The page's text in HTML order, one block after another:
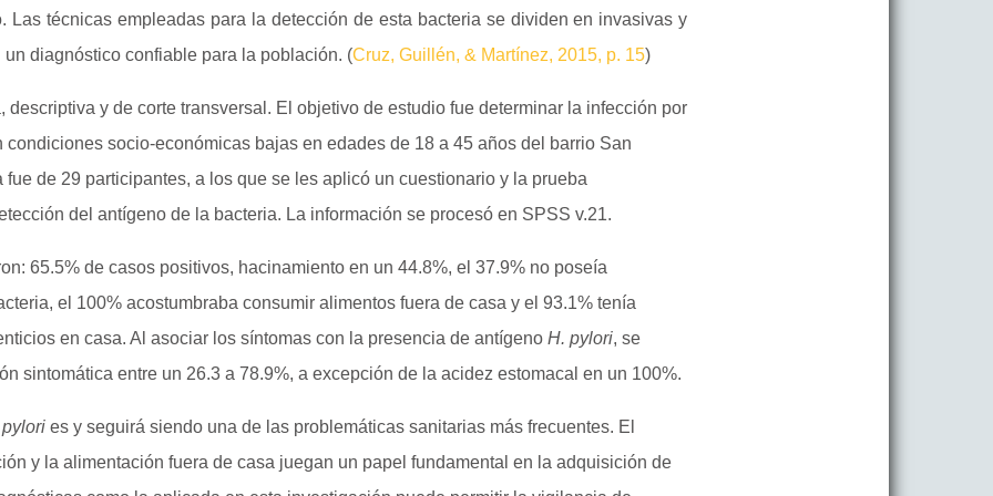
Las técnicas empleadas para la detección de esta bacteria se dividen en invasivas y
diagnóstico confiable para la población. (Cruz, Guillén, & Martínez, 2015, p. 15)
descriptiva y de corte transversal. El objetivo de estudio fue determinar la infección por
socio-económicas bajas en edades de 18 a 45 años del barrio San
de 29 participantes, a los que se les aplicó un cuestionario y la prueba
del antígeno de la bacteria. La información se procesó en SPSS v.21.
65.5% de casos positivos, hacinamiento en un 44.8%, el 37.9% no poseía
el 100% acostumbraba consumir alimentos fuera de casa y el 93.1% tenía
en casa. Al asociar los síntomas con la presencia de antígeno H. pylori, se
sintomática entre un 26.3 a 78.9%, a excepción de la acidez estomacal en un 100%.
es y seguirá siendo una de las problemáticas sanitarias más frecuentes. El
y la alimentación fuera de casa juegan un papel fundamental en la adquisición de